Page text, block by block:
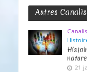
Autres
21